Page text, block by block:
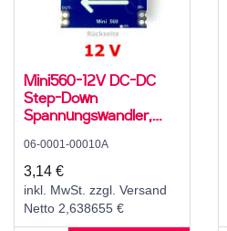
Mini560-12V DC-DC
Step-Down
Spannungswandler,
Converter, 3 A, 14..20
V zu 12 V
06-0001-00010A
3,14 €
inkl. MwSt. zzgl. Versand
Netto 2,638655 €